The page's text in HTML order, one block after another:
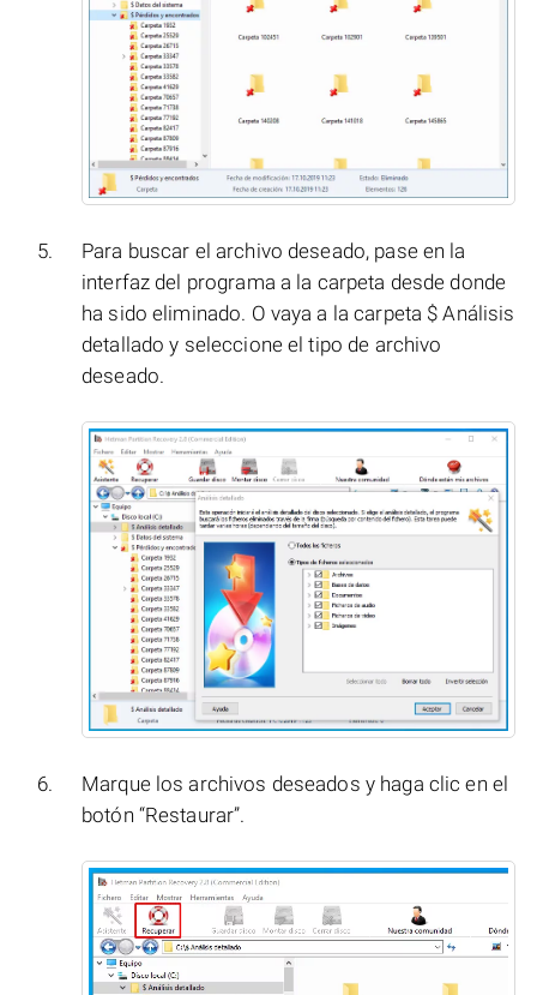
Para buscar el archivo deseado, pase en la
interfaz del programa a la carpeta desde donde
ha sido eliminado. O vaya a la carpeta $ Análisis
detallado y seleccione el tipo de archivo
deseado.
Marque los archivos deseados y haga clic en el
botón “Restaurar”.